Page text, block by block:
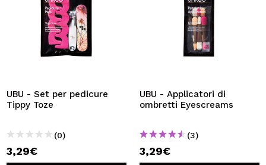
UBU - Set per pedicure
Tippy Toze
(0)
3,29€
UBU - Applicatori di
ombretti Eyescreams
(3)
3,29€